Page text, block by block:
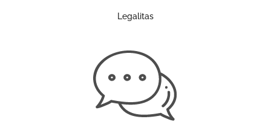
Legalitas